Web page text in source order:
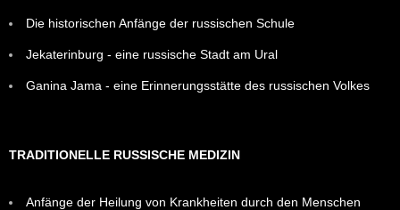
Die historischen Anfänge der russischen Schule
Jekaterinburg - eine russische Stadt am Ural
Ganina Jama - eine Erinnerungsstätte des russischen Volkes
TRADITIONELLE RUSSISCHE MEDIZIN
Anfänge der Heilung von Krankheiten durch den Menschen